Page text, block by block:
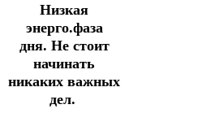
Низкая
энерго.фаза
дня. Не стоит
начинать
никаких важных
дел.